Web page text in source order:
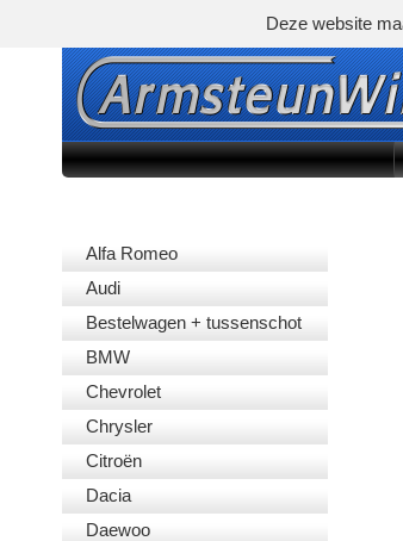
Alfa Romeo
Audi
Bestelwagen + tussenschot
BMW
Chevrolet
Chrysler
Citroën
Dacia
Daewoo
Deze website